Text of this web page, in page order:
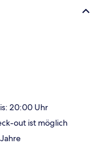
20:00 Uhr
out ist möglich